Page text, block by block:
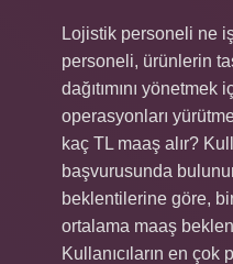
Lojistik personeli ne
personeli, ürünlerin
dağıtımını yönetmek
operasyonları
kaç TL maaş alır?
başvurusunda
beklentilerine göre,
ortalama maaş
Kullanıcıların en çok